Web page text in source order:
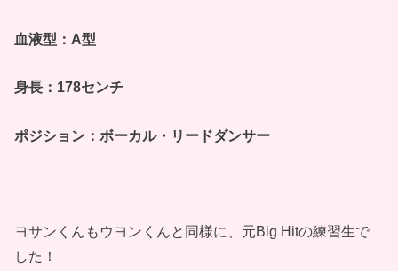
血液型：A型
身長：178センチ
ポジション：ボーカル・リードダンサー
ヨサンくんもウヨンくんと同様に、元Big Hitの練習生で
した！